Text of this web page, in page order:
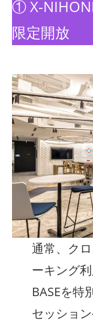
① X-
限定開放
通常、ク
ーキング
BASEを特
セッショ